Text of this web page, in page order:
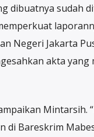
dibuatnya sudah
Negeri Jakarta
akta yang
Mintarsih.
di Bareskrim